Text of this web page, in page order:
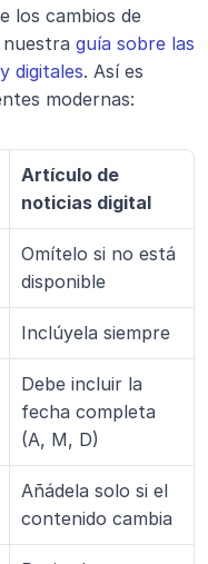
los cambios de
guía sobre las
digitales. Así es
modernas:
Artículo de
noticias digital
Omítelo si no está
disponible
Inclúyela siempre
Debe incluir la
fecha completa
(A, M, D)
Añádela solo si el
contenido cambia